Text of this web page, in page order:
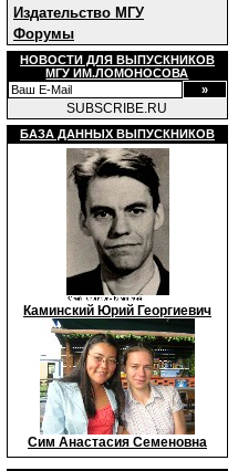
Издательство МГУ
Форумы
НОВОСТИ ДЛЯ ВЫПУСКНИКОВ
МГУ ИМ.ЛОМОНОСОВА
SUBSCRIBE.RU
БАЗА ДАННЫХ ВЫПУСКНИКОВ
Каминский Юрий Георгиевич
Сим Анастасия Семеновна